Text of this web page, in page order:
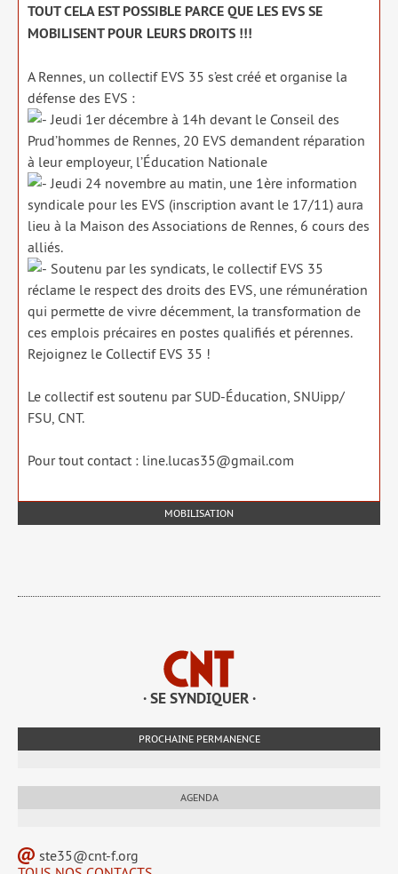
TOUT CELA EST POSSIBLE PARCE QUE LES EVS SE
MOBILISENT POUR LEURS DROITS !!!
A Rennes, un col­lec­tif EVS 35 s’est créé et orga­nise la
défense des EVS :
Jeudi 1er décembre à 14h devant le Conseil des
Prud’hommes de Rennes, 20 EVS demandent répa­ra­tion
à leur employeur, l’Éducation Nationale
Jeudi 24 novembre au matin, une 1ère infor­ma­tion
syn­di­cale pour les EVS (ins­crip­tion avant le 17/​11) aura
lieu à la Maison des Associations de Rennes, 6 cours des
alliés.
Soutenu par les syn­di­cats, le col­lec­tif EVS 35
réclame le res­pect des droits des EVS, une rému­né­ra­tion
qui per­mette de vivre décem­ment, la trans­for­ma­tion de
ces emplois pré­caires en postes qua­li­fiés et pérennes.
Rejoignez le Collectif EVS 35 !
Le col­lec­tif est sou­te­nu par SUD-Éducation, SNUipp/​
FSU, CNT.
Pour tout contact : line.lucas35@gmail.com
MOBILISATION
· SE SYNDIQUER ·
PROCHAINE PERMANENCE
AGENDA
ste35@cnt-f.org